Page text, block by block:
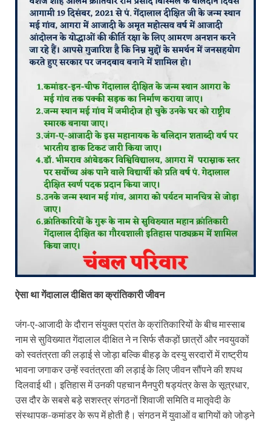
ऐसा था गेंदालाल दीक्षित का क्रांतिकारी जीवन
जंग-ए-आजादी के दौरान संयुक्त प्रांत के क्रांतिकारियों के बीच मास्साब
नाम से सुविख्यात गेंदालाल दीक्षित ने न सिर्फ सैकड़ों छात्रों और नवयुवकों
को स्वतंत्रता की लड़ाई से जोड़ा बल्कि बीहड़़ के दस्यु सरदारों में राष्ट्रीय
भावना जगाकर उन्हें स्वतंत्रता की लड़ाई के लिए जीवन सौंपने की शपथ
दिलवाई थी। इतिहास में उनकी पहचान मैनपुरी षड्यंत्र केस के सूत्रधार,
उस दौर के सबसे बड़े सशस्त्र संगठनों शिवाजी समिति व मातृवेदी के
संस्थापक-कमांडर के रूप में होती है। संगठन में युवाओं व बागियों को जोड़ने